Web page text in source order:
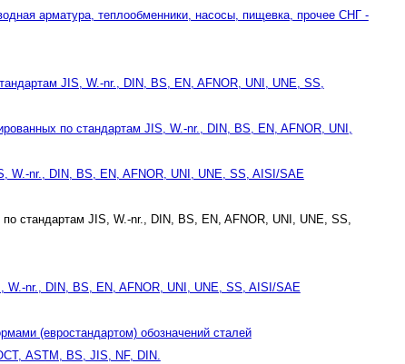
арматура, теплообменники, насосы, пищевка, прочее СНГ -
JIS, W.-nr., DIN, BS, EN, AFNOR, UNI, UNE, SS,
по стандартам JIS, W.-nr., DIN, BS, EN, AFNOR, UNI,
W.-nr., DIN, BS, EN, AFNOR, UNI, UNE, SS, AISI/SAE
стандартам JIS, W.-nr., DIN, BS, EN, AFNOR, UNI, UNE, SS,
W.-nr., DIN, BS, EN, AFNOR, UNI, UNE, SS, AISI/SAE
(евростандартом) обозначений сталей
ASTM, BS, JIS, NF, DIN.